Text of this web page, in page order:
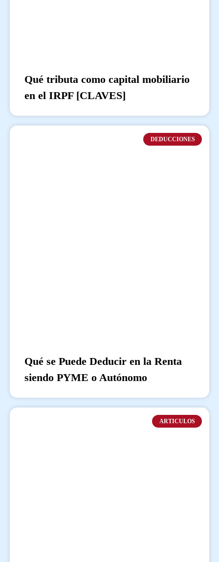
Qué tributa como capital mobiliario
en el IRPF [CLAVES]
DEDUCCIONES
Qué se Puede Deducir en la Renta
siendo PYME o Autónomo
ARTICULOS